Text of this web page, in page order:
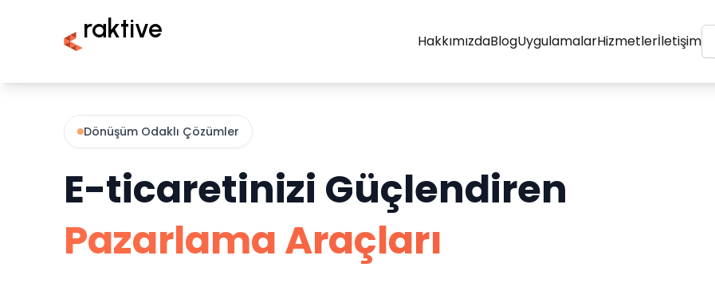
raktive HakkımızdaBlogUygulamalarHizmetlerİletişim
Dönüşüm Odaklı Çözümler
E-ticaretinizi Güçlendiren
Pazarlama Araçları